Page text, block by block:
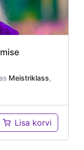
Meistriklass,
Lisa korvi